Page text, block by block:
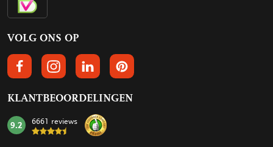
VOLG ONS OP
VOLGS ONS OP FACEBOOK
VOLG ONS OP INSTAGRAM
VOLG ONS OP LINKEDIN
VOLG ONS OP PINTEREST
KLANTBEOORDELINGEN
mark:
9.2 6661 reviews